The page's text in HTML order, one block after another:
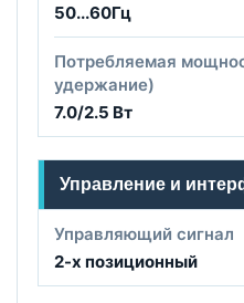
50...60Гц
Потребляемая
удержание)
7.0/2.5 Вт
Управление и
Управляющий сигнал
2-х позиционный